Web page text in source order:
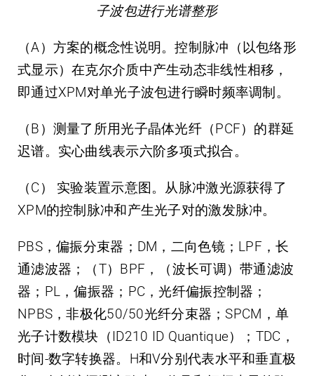
子波包进行光谱整形
（A）方案的概念性说明。控制脉冲（以包络形
式显示）在克尔介质中产生动态非线性相移，
即通过XPM对单光子波包进行瞬时频率调制。
（B）测量了所用光子晶体光纤（PCF）的群延
迟谱。实心曲线表示六阶多项式拟合。
（C） 实验装置示意图。从脉冲激光源获得了
XPM的控制脉冲和产生光子对的激发脉冲。
PBS，偏振分束器；DM，二向色镜；LPF，长
通滤波器；（T）BPF，（波长可调）带通滤波
器；PL，偏振器；PC，光纤偏振控制器；
NPBS，非极化50/50光纤分束器；SPCM，单
光子计数模块（ID210 ID Quantique）；TDC，
时间-数字转换器。H和V分别代表水平和垂直极